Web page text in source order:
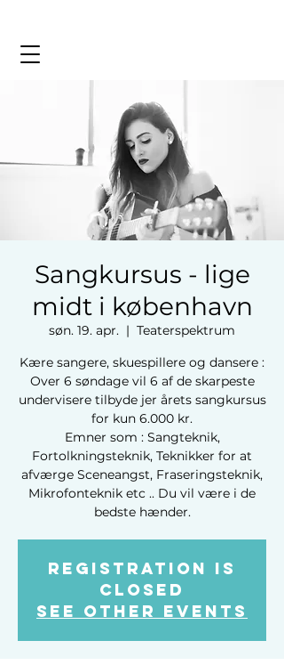
Sangkursus - lige
midt i københavn
søn. 19. apr.
  |
Teaterspektrum
Kære sangere, skuespillere og dansere :
Over 6 søndage vil 6 af de skarpeste
undervisere tilbyde jer årets sangkursus
for kun 6.000 kr.
Emner som : Sangteknik,
Fortolkningsteknik, Teknikker for at
afværge Sceneangst, Fraseringsteknik,
Mikrofonteknik etc .. Du vil være i de
bedste hænder.
Registration is
Closed
See other events